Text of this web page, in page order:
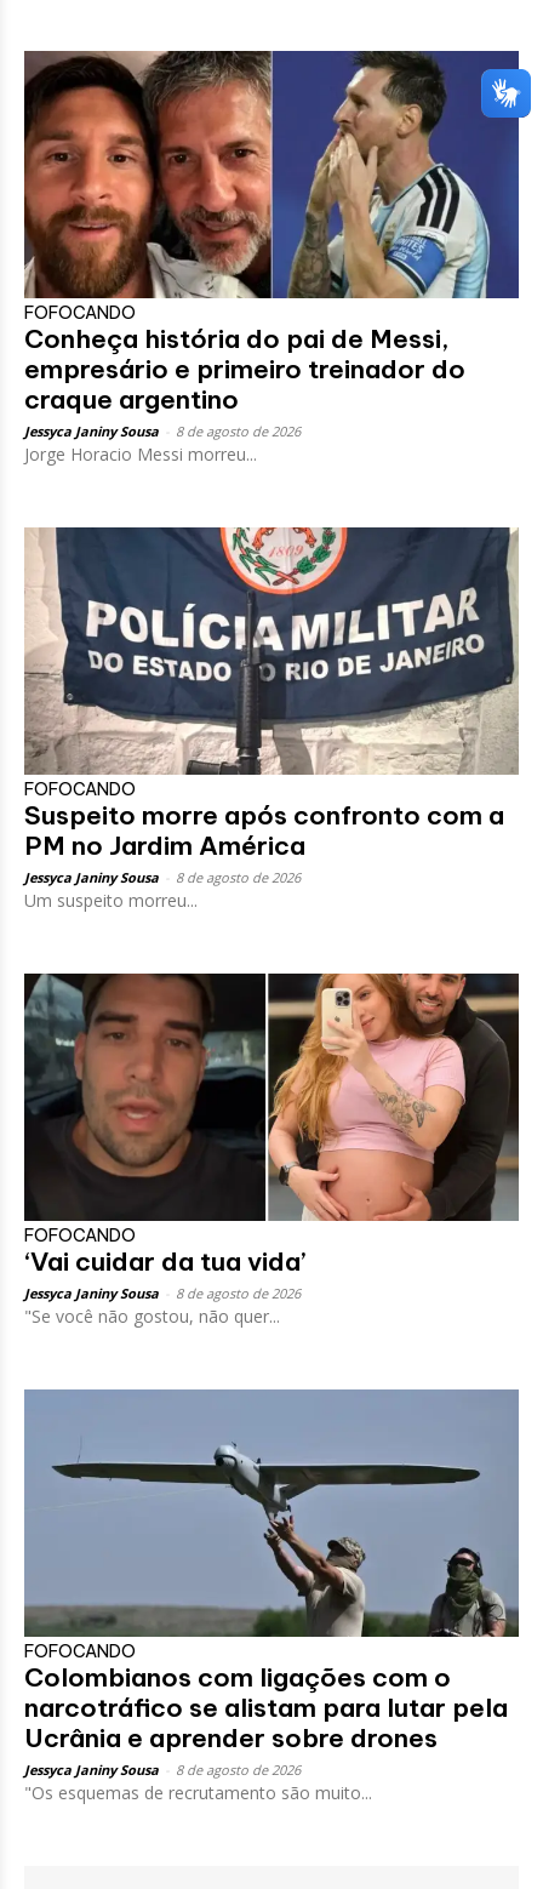
FOFOCANDO
Conheça história do pai de Messi,
empresário e primeiro treinador do
craque argentino
Jessyca Janiny Sousa 8 de agosto de 2026
Jorge Horacio Messi morreu...
FOFOCANDO
Suspeito morre após confronto com a
PM no Jardim América
Jessyca Janiny Sousa 8 de agosto de 2026
Um suspeito morreu...
FOFOCANDO
‘Vai cuidar da tua vida’
Jessyca Janiny Sousa 8 de agosto de 2026
"Se você não gostou, não quer...
FOFOCANDO
Colombianos com ligações com o
narcotráfico se alistam para lutar pela
Ucrânia e aprender sobre drones
Jessyca Janiny Sousa 8 de agosto de 2026
"Os esquemas de recrutamento são muito...